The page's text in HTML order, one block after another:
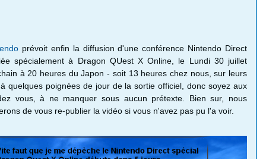
prévoit enfin la diffusion d'une conférence Nintendo Direct
spécialement à Dragon QUest X Online, le Lundi 30 juillet
à 20 heures du Japon - soit 13 heures chez nous, sur leurs
quelques poignées de jour de la sortie officiel, donc soyez aux
vous, à ne manquer sous aucun prétexte. Bien sur, nous
de vous re-publier la vidéo si vous n'avez pas pu l'a voir.